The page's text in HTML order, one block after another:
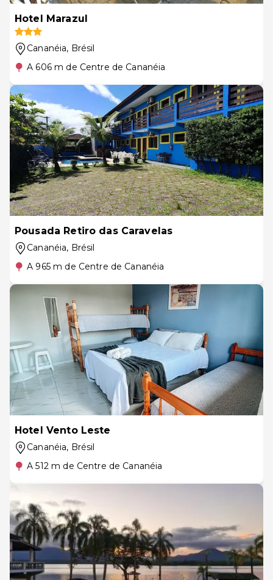
Hotel Marazul
Cananéia, Brésil
A 606 m de Centre de Cananéia
Pousada Retiro das Caravelas
Cananéia, Brésil
A 965 m de Centre de Cananéia
Hotel Vento Leste
Cananéia, Brésil
A 512 m de Centre de Cananéia